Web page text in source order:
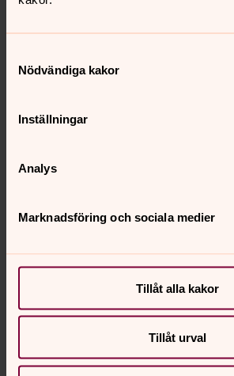
Nödvändiga kakor
Inställningar
Analys
Marknadsföring och sociala medier
Tillåt alla kakor
Tillåt urval
Heltid
Publiceringsdatum
Löneform
Sysselsättningsgrad
Tillträde
Antal lediga befattningar